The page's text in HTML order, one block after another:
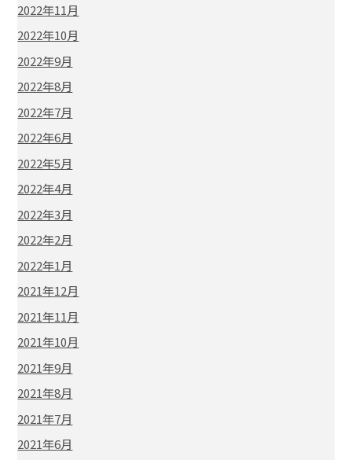
2022年11月
2022年10月
2022年9月
2022年8月
2022年7月
2022年6月
2022年5月
2022年4月
2022年3月
2022年2月
2022年1月
2021年12月
2021年11月
2021年10月
2021年9月
2021年8月
2021年7月
2021年6月